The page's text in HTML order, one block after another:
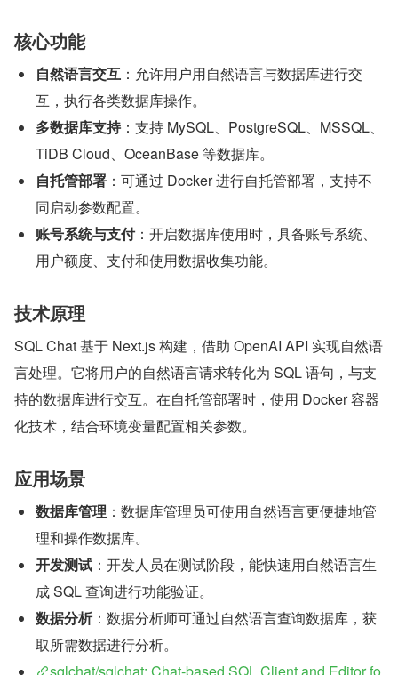
核心功能
自然语言交互 ：允许用户用自然语言与数据库进行交
互，执行各类数据库操作。
多数据库支持：支持 MySQL、PostgreSQL、MSSQL、
TiDB Cloud、OceanBase 等数据库。
自托管部署 ：可通过 Docker 进行自托管部署，支持不
同启动参数配置。
账号系统与支付：开启数据库使用时，具备账号系统、
用户额度、支付和使用数据收集功能。
技术原理
SQL Chat 基于 Next.js 构建，借助 OpenAI API 实现自然语
言处理。它将用户的自然语言请求转化为 SQL 语句，与支
持的数据库进行交互。在自托管部署时，使用 Docker 容器
化技术，结合环境变量配置相关参数。
应用场景
数据库管理 ：数据库管理员可使用自然语言更便捷地管
理和操作数据库。
开发测试 ：开发人员在测试阶段，能快速用自然语言生
成 SQL 查询进行功能验证。
数据分析：数据分析师可通过自然语言查询数据库，获
取所需数据进行分析。